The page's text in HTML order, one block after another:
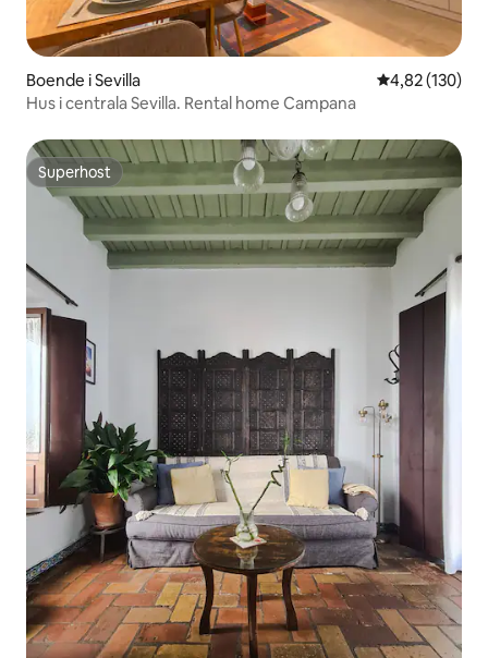
Boende i Sevilla 4,82 av 5 i
4,82 (130)
Hus i centrala Sevilla. Rental home Campana
Superhost
Superhost